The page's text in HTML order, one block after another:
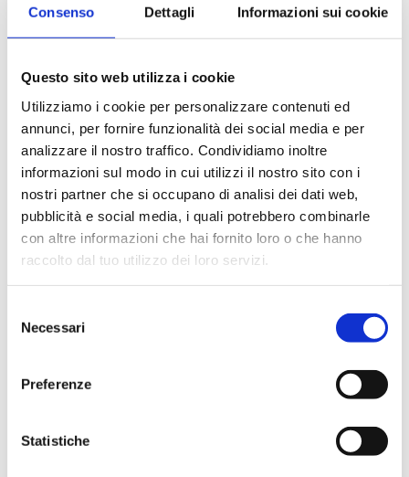
Consenso Dettagli Informazioni sui cookie
Questo sito web utilizza i cookie
Utilizziamo i cookie per personalizzare contenuti ed
annunci, per fornire funzionalità dei social media e per
analizzare il nostro traffico. Condividiamo inoltre
informazioni sul modo in cui utilizzi il nostro sito con i
nostri partner che si occupano di analisi dei dati web,
pubblicità e social media, i quali potrebbero combinarle
con altre informazioni che hai fornito loro o che hanno
raccolto dal tuo utilizzo dei loro servizi.
delNecessari
Preferenze
Statistiche
Carta Filigranata CCIAA